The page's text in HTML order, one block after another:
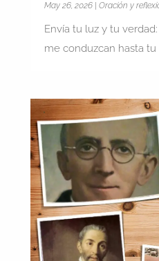
May 26, 2026| Oración y
Envía tu luz y tu
me conduzcan hasta tu